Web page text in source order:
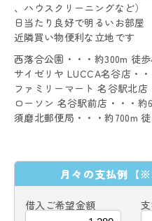
、ハウスクリーニングなど）
日当たり良好で明るいお部屋
近隣買い物便利な立地です
西落合公園・・・約300m 徒
サイゼリヤ LUCCA名谷店・
ファミリーマート 名谷駅北店
ローソン 名谷駅前店・・・約
須磨北郵便局・・・約700m
月々の支払例 【
借入ご希望金額